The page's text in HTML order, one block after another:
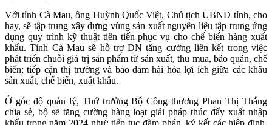
Với tỉnh Cà Mau, ông Huỳnh Quốc Việt, Chủ tịch UBND tỉnh, cho
hay, sẽ tập trung xây dựng vùng sản xuất nguyên liệu tập trung ứng
dụng quy trình kỹ thuật tiên tiến phục vụ cho chế biến hàng xuất
khẩu. Tỉnh Cà Mau sẽ hỗ trợ DN tăng cường liên kết trong việc
phát triển chuỗi giá trị sản phẩm từ sản xuất, thu mua, bảo quản, chế
biến; tiếp cận thị trường và bảo đảm hài hòa lợi ích giữa các khâu
sản xuất, chế biến, xuất khẩu.
Ở góc độ quản lý, Thứ trưởng Bộ Công thương Phan Thị Thắng
chia sẻ, bộ sẽ tăng cường hàng loạt giải pháp thúc đẩy xuất nhập
khẩu trong năm 2024 như: tiếp tục đàm phán, ký kết các hiệp định,